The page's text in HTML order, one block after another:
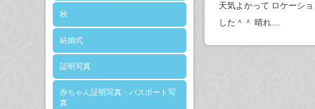
秋
結婚式
証明写真
赤ちゃん証明写真・パスポート写
真
天気よかって ロケーシ
した＾＾ 晴れ…